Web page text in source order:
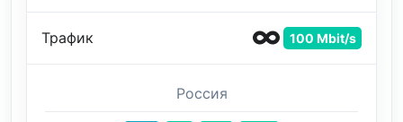
Трафик 100 Mbit/s
Россия